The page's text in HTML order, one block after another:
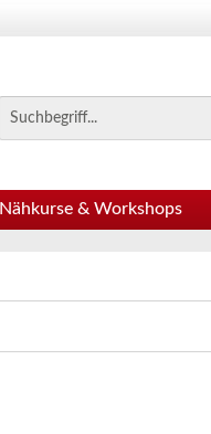
Nähkurse & Workshops